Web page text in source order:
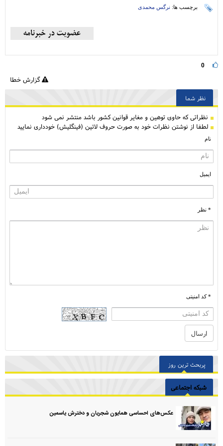
برچسب ها: نرگس محمدی
0
گزارش خطا
نظر شما
نظراتی كه حاوی توهین و مغایر قوانین کشور باشد منتشر نمی شود
لطفا از نوشتن نظرات خود به صورت حروف لاتین (فینگلیش) خودداری نمایید
نام
ایمیل
* نظر
* کد امنیتی
پربحث ترین روز
شبکه اجتماعی
عکس‌های احساسی همایون شجریان و دخترش یاسمین